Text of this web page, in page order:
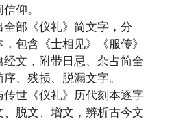
仰。
全部《仪礼》简文字，分
包含《士相见》《服传》
经文，附带日忌、杂占简全
、残损、脱漏文字。
传世《仪礼》历代刻本逐字
、脱文、增文，辨析古今文